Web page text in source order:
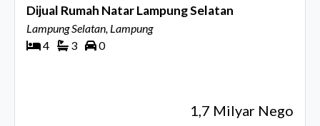
Dijual Rumah Natar Lampung Selatan
Lampung Selatan, Lampung
4
3 0
1,7 Milyar Nego